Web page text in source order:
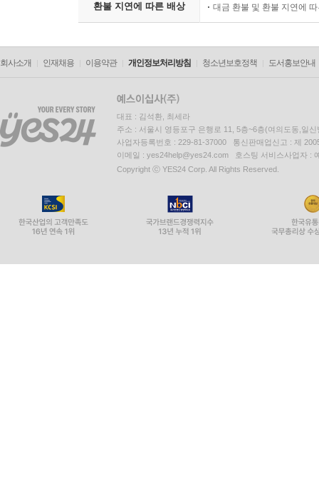
환불 지연에 따른 배상 대금 환불 및 환불 지연에
회사소개 인재채용 이용약관 개인정보처리방침 청소년보호정책 도서홍보안내
대표 : 김석환, 최세라
주소 : 서울시 영등포구 은행로 11, 5층~6층(여의도동,일신
사업자등록번호 : 229-81-37000 통신판매업신고 : 제
이메일 : yes24help@yes24.com 호스팅 서비스사업자 :
Copyright ⓒ YES24 Corp. All Rights Reserved.